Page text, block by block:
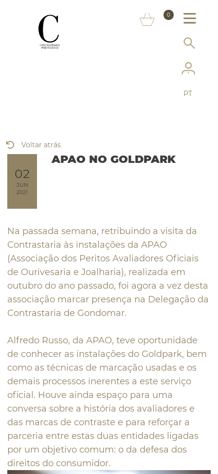
0
SERVIÇOS
PT
02
JUN
2021
APAO NO GOLDPARK
Voltar atrás
Na passada semana, retribuindo a visita da
Contrastaria às instalações da APAO
(Associação dos Peritos Avaliadores Oficiais
de Ourivesaria e Joalharia), realizada em
outubro do ano passado, foi agora a vez desta
associação marcar presença na Delegação da
Contrastaria de Gondomar.
Alfredo Russo, da APAO, teve oportunidade
de conhecer as instalações do Goldpark, bem
como as técnicas de marcação usadas e os
demais processos inerentes a este serviço
oficial. Houve ainda espaço para uma
conversa sobre a história dos avaliadores e
das marcas de contraste e para reforçar a
parceria entre estas duas entidades ligadas
por um objetivo comum: o da defesa dos
direitos do consumidor.